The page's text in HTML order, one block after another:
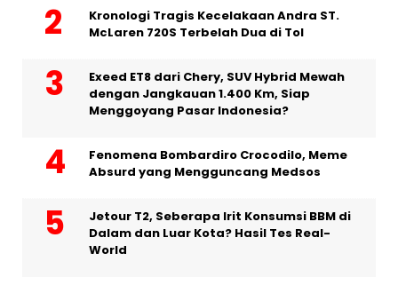
Kronologi Tragis Kecelakaan Andra ST.
McLaren 720S Terbelah Dua di Tol
Exeed ET8 dari Chery, SUV Hybrid Mewah
dengan Jangkauan 1.400 Km, Siap
Menggoyang Pasar Indonesia?
Fenomena Bombardiro Crocodilo, Meme
Absurd yang Mengguncang Medsos
Jetour T2, Seberapa Irit Konsumsi BBM di
Dalam dan Luar Kota? Hasil Tes Real-
World